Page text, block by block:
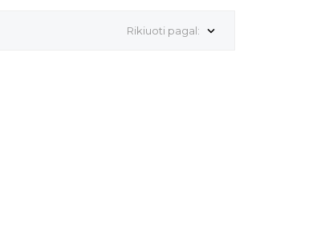
Rikiuoti pagal: 